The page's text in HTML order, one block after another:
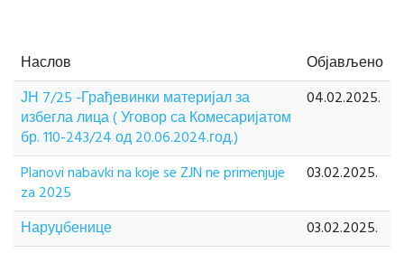
Наслов
Објављено
ЈН 7/25 -Грађевинки материјал за
избегла лица ( Уговор са Комесаријатом
бр. 110-243/24 од 20.06.2024.год.)
04.02.2025.
Planovi nabavki na koje se ZJN ne primenjuje
za 2025
03.02.2025.
Наруџбенице
03.02.2025.